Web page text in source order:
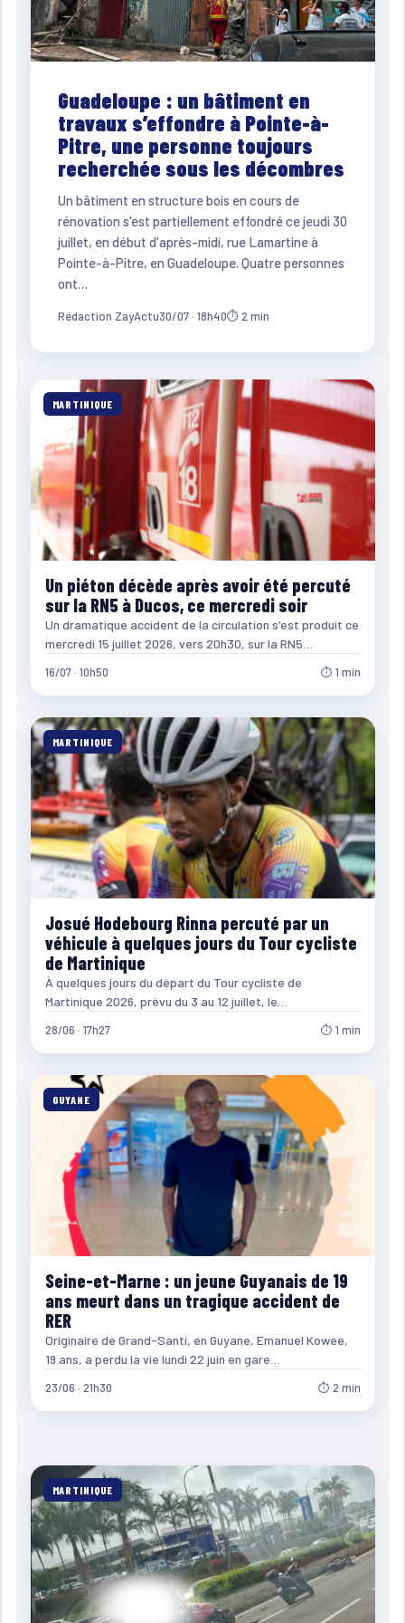
Guadeloupe : un bâtiment en
travaux s’effondre à Pointe-à-
Pitre, une personne toujours
recherchée sous les décombres
Un bâtiment en structure bois en cours de
rénovation s'est partiellement effondré ce jeudi 30
juillet, en début d'après-midi, rue Lamartine à
Pointe-à-Pitre, en Guadeloupe. Quatre personnes
ont…
Rédaction ZayActu30/07 · 18h40⏱ 2 min
MARTINIQUE
Un piéton décède après avoir été percuté
sur la RN5 à Ducos, ce mercredi soir
Un dramatique accident de la circulation s'est produit ce
mercredi 15 juillet 2026, vers 20h30, sur la RN5…
16/07 · 10h50 ⏱ 1 min
MARTINIQUE
Josué Hodebourg Rinna percuté par un
véhicule à quelques jours du Tour cycliste
de Martinique
À quelques jours du départ du Tour cycliste de
Martinique 2026, prévu du 3 au 12 juillet, le…
28/06 · 17h27 ⏱ 1 min
GUYANE
Seine-et-Marne : un jeune Guyanais de 19
ans meurt dans un tragique accident de
RER
Originaire de Grand-Santi, en Guyane, Emanuel Kowee,
19 ans, a perdu la vie lundi 22 juin en gare…
23/06 · 21h30 ⏱ 2 min
MARTINIQUE